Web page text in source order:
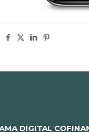
DIGITAL